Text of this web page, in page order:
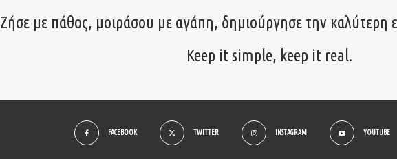
Ζήσε με πάθος, μοιράσου με αγάπη, δημιούργησε την καλύτερη
Keep it simple, keep it real.
FACEBOOK TWITTER INSTAGRAM YOUTUBE